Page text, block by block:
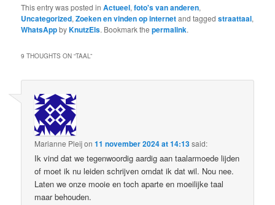
This entry was posted inActueel,foto's van anderen,
Uncategorized,Zoeken en vinden op internetand taggedstraattaal,
WhatsAppbyKnutzEls. Bookmark thepermalink.
9 THOUGHTS ON “TAAL”
Marianne Pleijon11 november 2024 at 14:13said:
Ik vind dat we tegenwoordig aardig aan taalarmoede lijden
of moet ik nu leiden schrijven omdat ik dat wil. Nou nee.
Laten we onze mooie en toch aparte en moeilijke taal
maar behouden.